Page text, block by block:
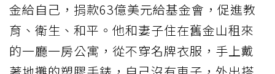
金給自己，捐款63億美元給基金會，促進教
育、衛生、和平。他和妻子住在舊金山租來
的一廳一房公寓，從不穿名牌衣服，手上戴